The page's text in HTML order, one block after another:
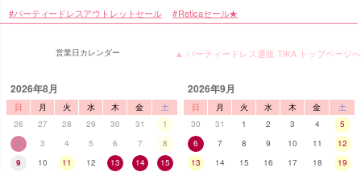
パーティードレスアウトレットセール Reticaセール★
▲ パーティードレス通販 TIKA トップページへ
営業日カレンダー
2026年8月
日 月 火 水 木 金
土
26
27 28 29 30 31
1
2
3 4 5 6 7
8
9
10 11 12 13 14
15
2026年9月
日 月 火 水 木 金
土
30
31 1 2 3 4
5
6
7 8 9 10 11
12
13
14 15 16 17 18
19